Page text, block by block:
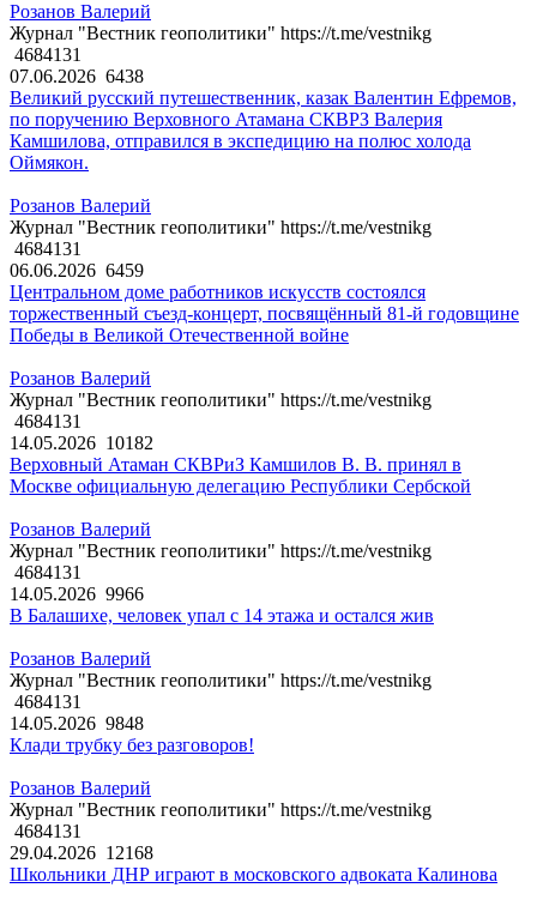
Розанов Валерий
Журнал "Вестник геополитики" https://t.me/vestnikg
4684131
07.06.2026 6438
Великий русский путешественник, казак Валентин Ефремов,
по поручению Верховного Атамана СКВРЗ Валерия
Камшилова, отправился в экспедицию на полюс холода
Оймякон.
Розанов Валерий
Журнал "Вестник геополитики" https://t.me/vestnikg
4684131
06.06.2026 6459
Центральном доме работников искусств состоялся
торжественный съезд-концерт, посвящённый 81-й годовщине
Победы в Великой Отечественной войне
Розанов Валерий
Журнал "Вестник геополитики" https://t.me/vestnikg
4684131
14.05.2026 10182
Верховный Атаман СКВРиЗ Камшилов В. В. принял в
Москве официальную делегацию Республики Сербской
Розанов Валерий
Журнал "Вестник геополитики" https://t.me/vestnikg
4684131
14.05.2026 9966
В Балашихе, человек упал с 14 этажа и остался жив
Розанов Валерий
Журнал "Вестник геополитики" https://t.me/vestnikg
4684131
14.05.2026 9848
Клади трубку без разговоров!
Розанов Валерий
Журнал "Вестник геополитики" https://t.me/vestnikg
4684131
29.04.2026 12168
Школьники ДНР играют в московского адвоката Калинова